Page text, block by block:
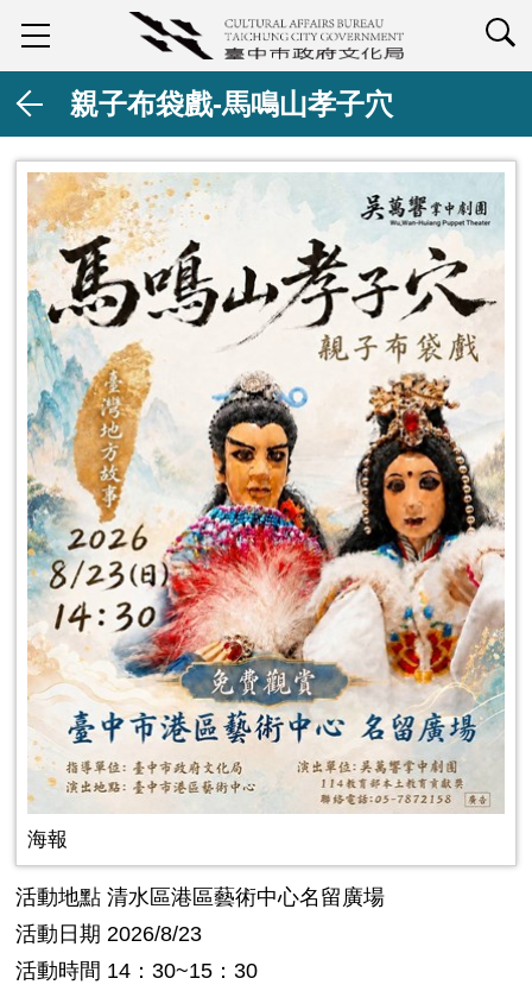
親子布袋戲-馬鳴山孝子穴
海報
活動地點 清水區港區藝術中心名留廣場
活動日期 2026/8/23
活動時間 14：30~15：30